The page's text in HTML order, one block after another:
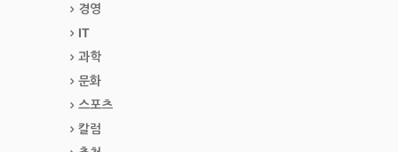
경영
IT
과학
문화
스포츠
칼럼